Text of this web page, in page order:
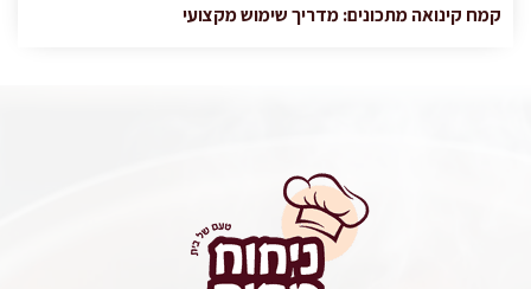
קמח קינואה מתכונים: מדריך שימוש מקצועי